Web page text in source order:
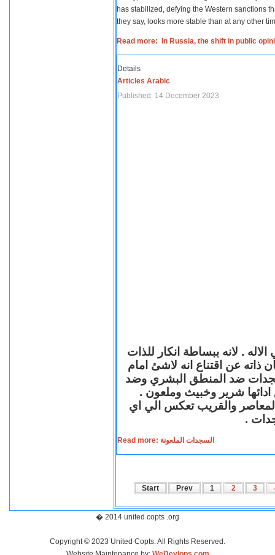
has stabilized, defying the Western sanctions
they say, looks more stable than at any other
Read more: In Russia, the shift in public
Details
Articles Arabic
Published: 14 December 2023
. لانه ببساطة انكار للذات
ذاته عن اقتناع انه لاشئ امام
ضد المنطق البشري وضد
ادائها شرير وخبيث وملعون .
المعاصر والقريب تعكس الي اي
.
Read more: السجدات الملعونة
Start Prev 1 2 3
� 2014 united copts .org
Copyright © 2023 United Copts. All Rights Reserved.